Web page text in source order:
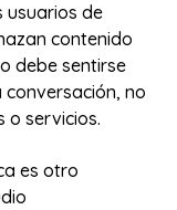
usuarios de
contenido
debe sentirse
no
o servicios.
es otro